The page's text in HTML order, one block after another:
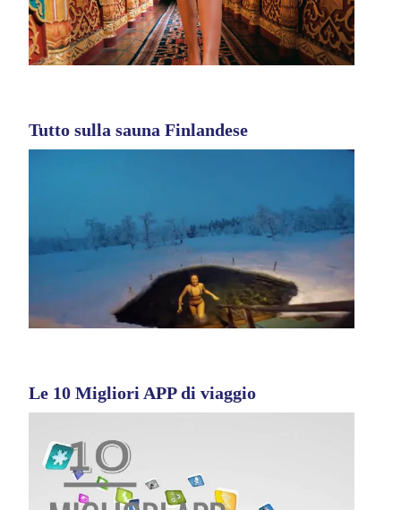
Tutto sulla sauna Finlandese
Le 10 Migliori APP di viaggio